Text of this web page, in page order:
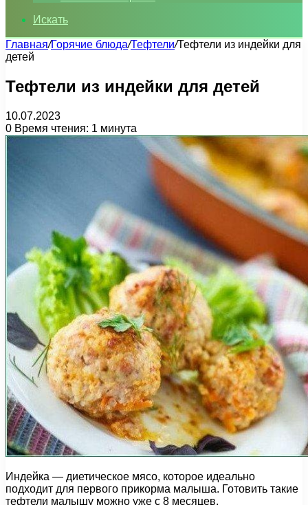
Искать
Главная/Горячие блюда/Тефтели/Тефтели из индейки для
детей
Тефтели из индейки для детей
10.07.2023
0 Время чтения: 1 минута
Индейка — диетическое мясо, которое идеально
подходит для первого прикорма малыша. Готовить такие
тефтели малышу можно уже с 8 месяцев.